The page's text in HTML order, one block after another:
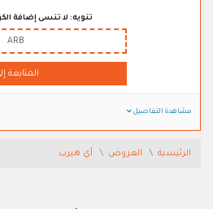
تنويه: لا تنسى إضافة
ARB
المتابعة
مشاهدة التفاصيل
الرئيسية العروض أي هيرب